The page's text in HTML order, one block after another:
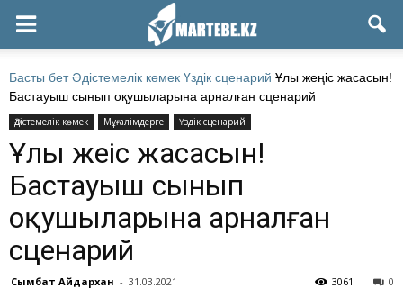
Басты бет Әдістемелік көмек Үздік сценарий Ұлы жеңіс жасасын!
Бастауыш сынып оқушыларына арналған сценарий
Әдістемелік көмек Мұғалімдерге Үздік сценарий
Ұлы жеңіс жасасын!
Бастауыш сынып
оқушыларына арналған
сценарий
Сымбат Айдархан - 31.03.2021 0
3061